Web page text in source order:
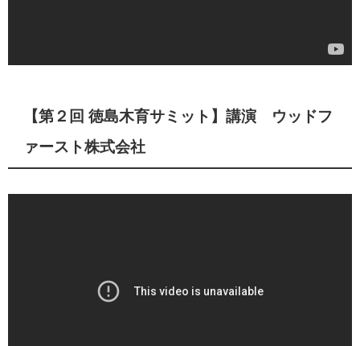
【第２回 徳島木育サミット】講演 ウッドフ
ァースト株式会社